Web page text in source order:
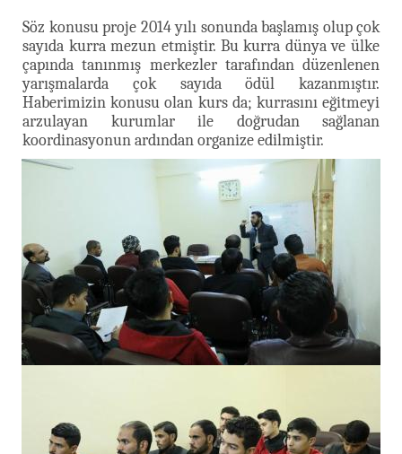
Söz konusu proje 2014 yılı sonunda başlamış olup çok
sayıda kurra mezun etmiştir. Bu kurra dünya ve ülke
çapında tanınmış merkezler tarafından düzenlenen
yarışmalarda çok sayıda ödül kazanmıştır.
Haberimizin konusu olan kurs da; kurrasını eğitmeyi
arzulayan kurumlar ile doğrudan sağlanan
koordinasyonun ardından organize edilmiştir.